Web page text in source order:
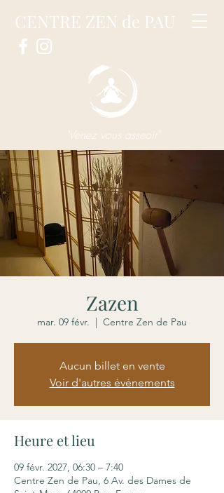
CENTRE ZEN de PAU
"Venez vous asseoir"
Zazen
mar. 09 févr.
  |
Centre Zen de Pau
Aucun billet en vente
Voir d'autres événements
Heure et lieu
09 févr. 2027, 06:30 – 7:40
Centre Zen de Pau, 6 Av. des Dames de